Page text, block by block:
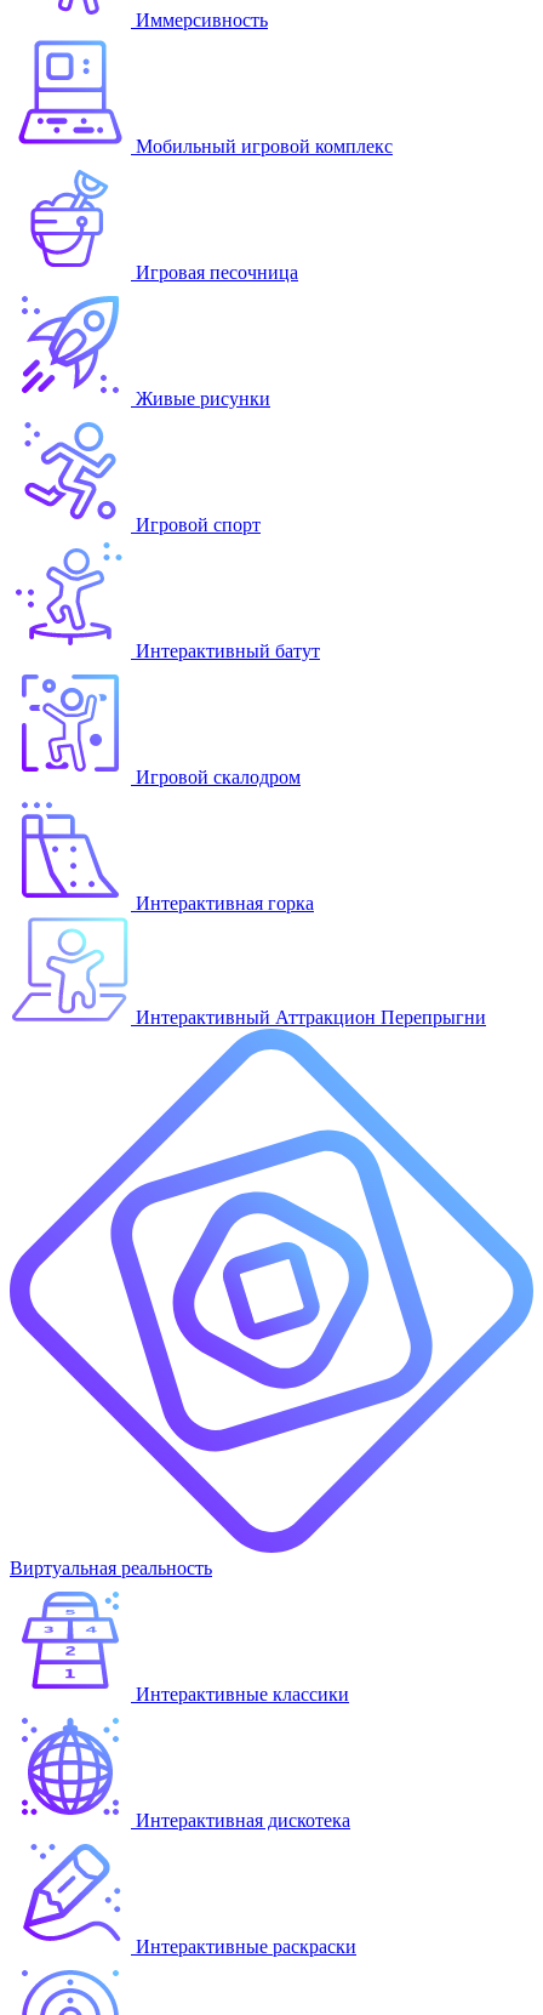
Иммерсивность
Мобильный игровой комплекс
Игровая песочница
Живые рисунки
Игровой спорт
Интерактивный батут
Игровой скалодром
Интерактивная горка
Интерактивный Аттракцион Перепрыгни
Виртуальная реальность
Интерактивные классики
Интерактивная дискотека
Интерактивные раскраски